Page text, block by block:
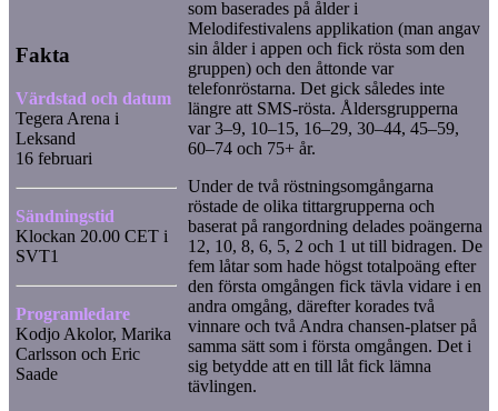
Fakta
Värdstad och datum
Tegera Arena i
Leksand
16 februari
Sändningstid
Klockan 20.00 CET i
SVT1
Programledare
Kodjo Akolor, Marika
Carlsson och Eric
Saade
som baserades på ålder i
Melodifestivalens applikation (man angav
sin ålder i appen och fick rösta som den
gruppen) och den åttonde var
telefonröstarna. Det gick således inte
längre att SMS-rösta. Åldersgrupperna
var 3–9, 10–15, 16–29, 30–44, 45–59,
60–74 och 75+ år.
Under de två röstningsomgångarna
röstade de olika tittargrupperna och
baserat på rangordning delades poängerna
12, 10, 8, 6, 5, 2 och 1 ut till bidragen. De
fem låtar som hade högst totalpoäng efter
den första omgången fick tävla vidare i en
andra omgång, därefter korades två
vinnare och två Andra chansen-platser på
samma sätt som i första omgången. Det i
sig betydde att en till låt fick lämna
tävlingen.